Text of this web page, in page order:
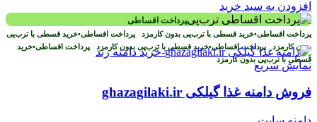
افزودن به سبد خرید
پرداخت اقساطی
پرداخت اقساطی•خرید قسطی با ترب‌پی بدون کارمزد پرداخت اقساطی•خرید قسطی با ترب‌پی
بدون کارمزد پرداخت اقساطی•خرید قسطی با ترب‌پی بدون کارمزد پرداخت اقساطی•خرید
قسطی با ترب‌پی بدون کارمزد
نمایش سریع
فروش دامنه غذا گیلکی ghazagilaki.ir